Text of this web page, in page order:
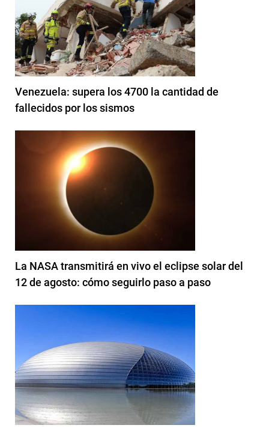
Venezuela: supera los 4700 la cantidad de
fallecidos por los sismos
La NASA transmitirá en vivo el eclipse solar del
12 de agosto: cómo seguirlo paso a paso